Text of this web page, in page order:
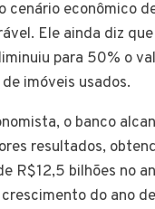
cenário econômico
Ele ainda diz
para 50% o
imóveis usados.
o banco
resultados,
R$12,5 bilhões no
do ano